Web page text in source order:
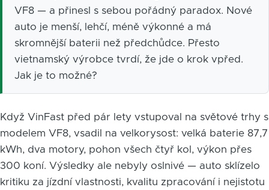
VF8 — a přinesl s sebou pořádný paradox. Nové
auto je menší, lehčí, méně výkonné a má
skromnější baterii než předchůdce. Přesto
vietnamský výrobce tvrdí, že jde o krok vpřed.
Jak je to možné?
Když VinFast před pár lety vstupoval na světové trhy s
modelem VF8, vsadil na velkorysost: velká baterie 87,7
kWh, dva motory, pohon všech čtyř kol, výkon přes
300 koní. Výsledky ale nebyly oslnivé — auto sklízelo
kritiku za jízdní vlastnosti, kvalitu zpracování i nejistotu